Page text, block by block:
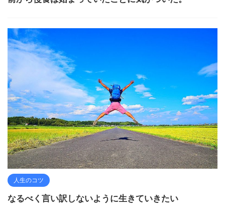
人生のコツ
なるべく言い訳しないように生きていきたい